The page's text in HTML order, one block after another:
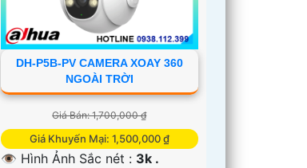
DH-P5B-PV CAMERA XOAY 360
NGOÀI TRỜI
Giá Bán: 1,700,000 ₫
Giá Khuyến Mại: 1,500,000 ₫
👁 Hình Ảnh Sắc nét : 3k .